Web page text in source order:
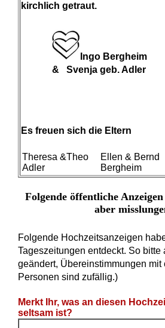
kirchlich getraut.
Ingo Bergheim
& Svenja geb. Adler
Es freuen sich die Eltern
Theresa &Theo
Adler
Ellen & Bernd
Bergheim
Folgende öffentliche
aber
Folgende Hochzeitsanzeigen
Tageszeitungen entdeckt. So bitte
geändert, Übereinstimmungen mit
Personen sind zufällig.)
Merkt Ihr, was an diesen
seltsam ist?